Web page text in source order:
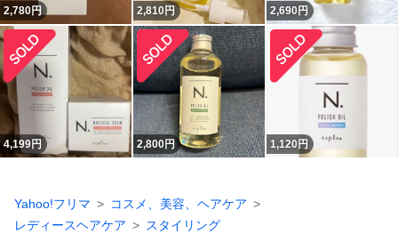
2,780円 2,810円 2,690円
4,199円 2,800円 1,120 円
Yahoo!フリマ
コスメ、美容、ヘアケア
レディースヘアケア
スタイリング